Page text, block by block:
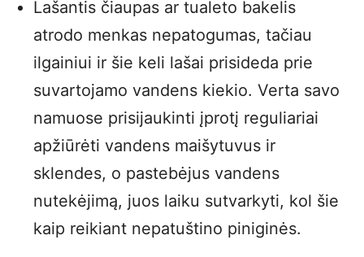
Lašantis čiaupas ar tualeto bakelis
atrodo menkas nepatogumas, tačiau
ilgainiui ir šie keli lašai prisideda prie
suvartojamo vandens kiekio. Verta savo
namuose prisijaukinti įprotį reguliariai
apžiūrėti vandens maišytuvus ir
sklendes, o pastebėjus vandens
nutekėjimą, juos laiku sutvarkyti, kol šie
kaip reikiant nepatuštino piniginės.